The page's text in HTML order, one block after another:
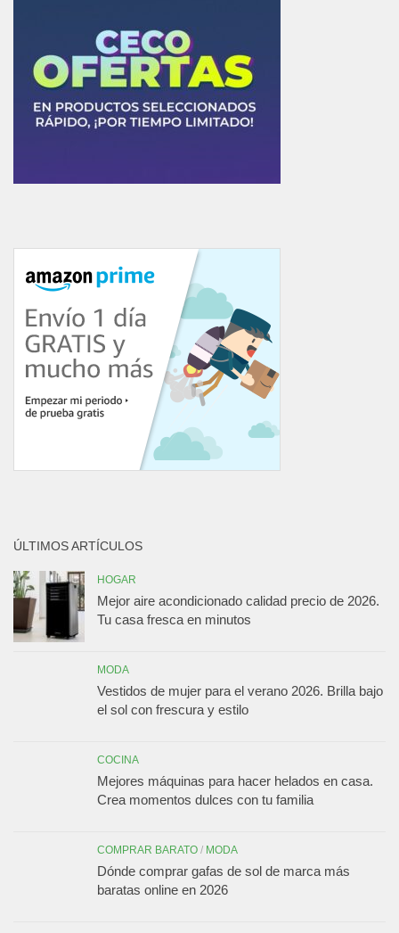
ÚLTIMOS ARTÍCULOS
HOGAR
Mejor aire acondicionado calidad precio de 2026.
Tu casa fresca en minutos
MODA
Vestidos de mujer para el verano 2026. Brilla bajo
el sol con frescura y estilo
COCINA
Mejores máquinas para hacer helados en casa.
Crea momentos dulces con tu familia
COMPRAR BARATO / MODA
Dónde comprar gafas de sol de marca más
baratas online en 2026